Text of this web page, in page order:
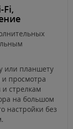
Fi,
или планшету
и просмотра
стрелкам
на большом
настройки без